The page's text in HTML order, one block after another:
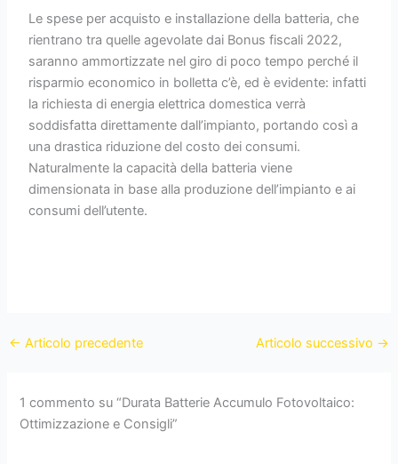
Le spese per acquisto e installazione della batteria, che
rientrano tra quelle agevolate dai Bonus fiscali 2022,
saranno ammortizzate nel giro di poco tempo perché il
risparmio economico in bolletta c’è, ed è evidente: infatti
la richiesta di energia elettrica domestica verrà
soddisfatta direttamente dall’impianto, portando così a
una drastica riduzione del costo dei consumi.
Naturalmente la capacità della batteria viene
dimensionata in base alla produzione dell’impianto e ai
consumi dell’utente.
← Articolo precedente Articolo successivo →
1 commento su “Durata Batterie Accumulo Fotovoltaico:
Ottimizzazione e Consigli”